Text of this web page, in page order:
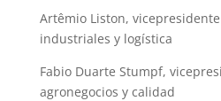
Artêmio Liston,
industriales y logística
Fabio Duarte Stumpf,
agronegocios y calidad